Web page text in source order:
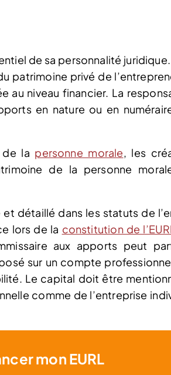
de sa personnalité
patrimoine privé de
au niveau financier. La
en nature ou en
la personne morale, les
de la personne
détaillé dans les statuts de
lors de la constitution de
aux apports peut
sur un compte
Le capital doit être
comme de l’entreprise
mon EURL